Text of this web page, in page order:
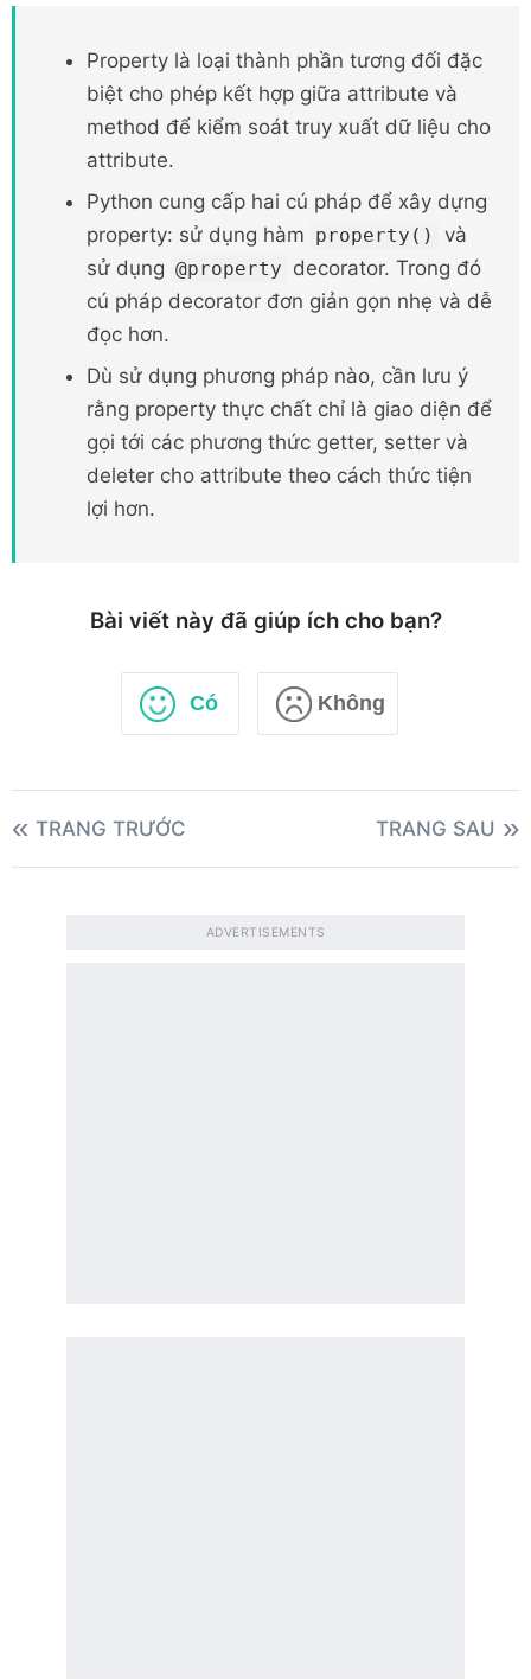
Property là loại thành phần tương đối đặc
biệt cho phép kết hợp giữa attribute và
method để kiểm soát truy xuất dữ liệu cho
attribute.
Python cung cấp hai cú pháp để xây dựng
property: sử dụng hàm property()
và
sử dụng @property decorator. Trong đó
cú pháp decorator đơn giản gọn nhẹ và dễ
đọc hơn.
Dù sử dụng phương pháp nào, cần lưu ý
rằng property thực chất chỉ là giao diện để
gọi tới các phương thức getter, setter và
deleter cho attribute theo cách thức tiện
lợi hơn.
Bài viết này đã giúp ích cho bạn?
Có Không
TRANG TRƯỚC TRANG SAU
ADVERTISEMENTS